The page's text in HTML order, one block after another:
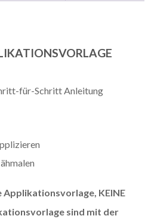
für-Schritt Anleitung
KEINE
sind mit der